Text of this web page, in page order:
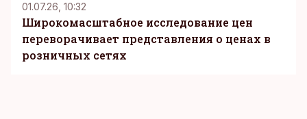
01.07.26, 10:32
Широкомасштабное исследование цен
переворачивает представления о ценах в
розничных сетях